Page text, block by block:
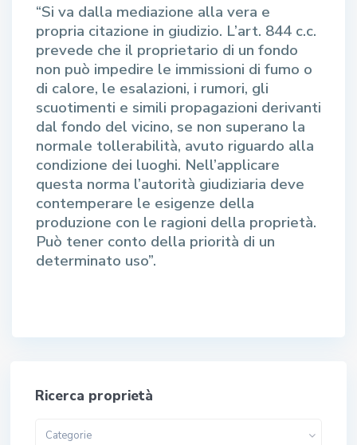
“Si va dalla mediazione alla vera e
propria citazione in giudizio. L’art. 844 c.c.
prevede che il proprietario di un fondo
non può impedire le immissioni di fumo o
di calore, le esalazioni, i rumori, gli
scuotimenti e simili propagazioni derivanti
dal fondo del vicino, se non superano la
normale tollerabilità, avuto riguardo alla
condizione dei luoghi. Nell’applicare
questa norma l’autorità giudiziaria deve
contemperare le esigenze della
produzione con le ragioni della proprietà.
Può tener conto della priorità di un
determinato uso”.
Ricerca proprietà
Categorie